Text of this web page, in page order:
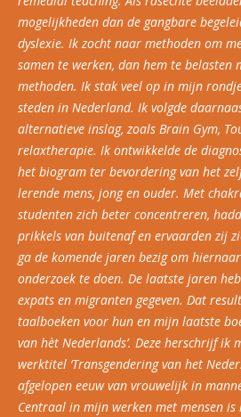
mogelijkheden dan de gangbare
dyslexie. Ik zocht naar methoden om
samen te werken, dan hem te belasten
methoden. Ik stak veel op in mijn
steden in Nederland. Ik volgde
alternatieve inslag, zoals Brain Gym,
relaxtherapie. Ik ontwikkelde de
het biogram ter bevordering van het
lerende mens, jong en ouder. Met
studenten zich beter concentreren,
prikkels van buitenaf en ervaarden zij
ga de komende jaren bezig om
onderzoek te doen. De laatste jaren
expats en migranten gegeven. Dat
taalboeken voor hun en mijn laatste
van hèt Nederlands’. Deze herschrijf ik
werktitel ‘Transgendering van het
afgelopen eeuw van vrouwelijk in
Centraal in mijn werken met mensen